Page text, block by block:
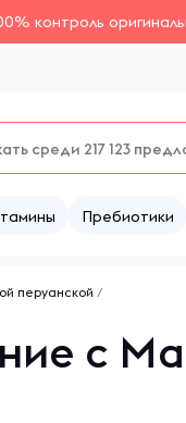
контроль
Пребиотики
перуанской /
c